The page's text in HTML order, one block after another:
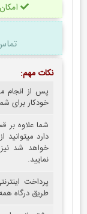
تماس
نکات مهم:
پس از انجام
خودکار برای
شما علاوه بر
دارد
خواهد شد
نمایید.
پرداخت
طریق درگاه